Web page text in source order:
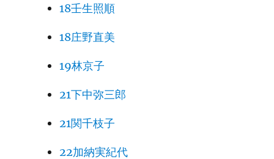
18壬生照順
18庄野直美
19林京子
21下中弥三郎
21関千枝子
22加納実紀代